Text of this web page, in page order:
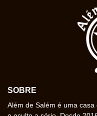
SOBRE
Além de Salém é uma